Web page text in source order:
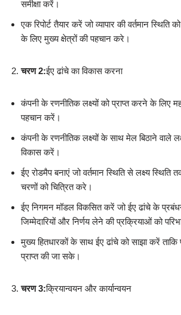
समीक्षा करें।
एक रिपोर्ट तैयार करें जो व्यापार की वर्तमान
के लिए मुख्य क्षेत्रों की पहचान करे।
चरण 2:ईए ढांचे का विकास करना
कंपनी के रणनीतिक लक्ष्यों को प्राप्त करने के लिए
पहचान करें।
कंपनी के रणनीतिक लक्ष्यों के साथ मेल बिठाने वाले
विकास करें।
ईए रोडमैप बनाएं जो वर्तमान स्थिति से लक्ष्य
चरणों को चित्रित करे।
ईए निगमन मॉडल विकसित करें जो ईए ढांचे के
जिम्मेदारियों और निर्णय लेने की प्रक्रियाओं को
मुख्य हितधारकों के साथ ईए ढांचे को साझा करें ताकि
प्राप्त की जा सके।
चरण 3:क्रियान्वयन और कार्यान्वयन